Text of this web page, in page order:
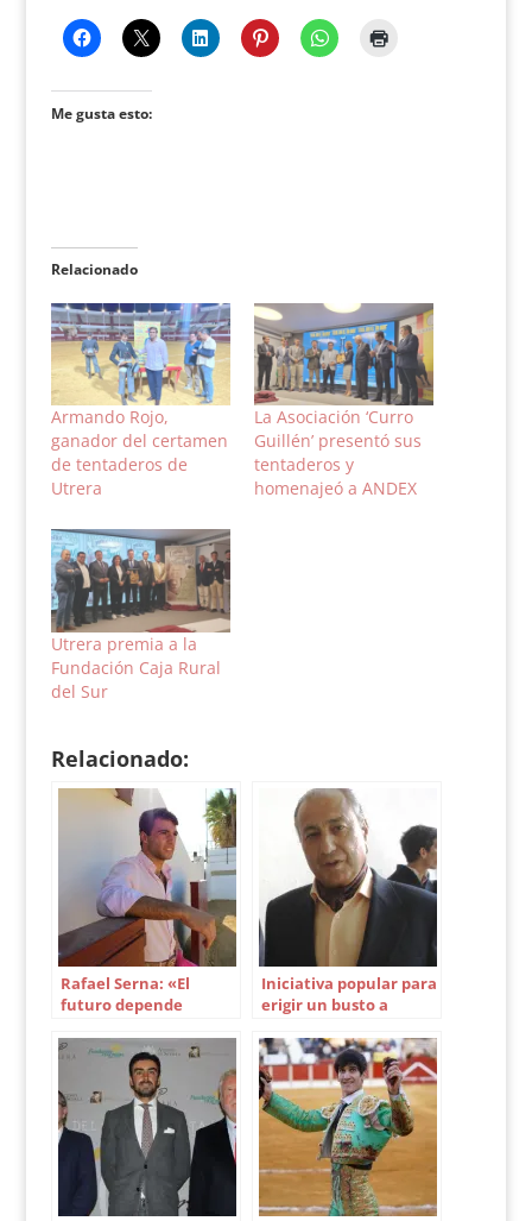
Me gusta esto:
Relacionado
Armando Rojo,
ganador del certamen
de tentaderos de
Utrera
La Asociación ‘Curro
Guillén’ presentó sus
tentaderos y
homenajeó a ANDEX
Utrera premia a la
Fundación Caja Rural
del Sur
Relacionado:
Rafael Serna: «El
futuro depende
alternativa»
Iniciativa popular para
erigir un busto a
Gines